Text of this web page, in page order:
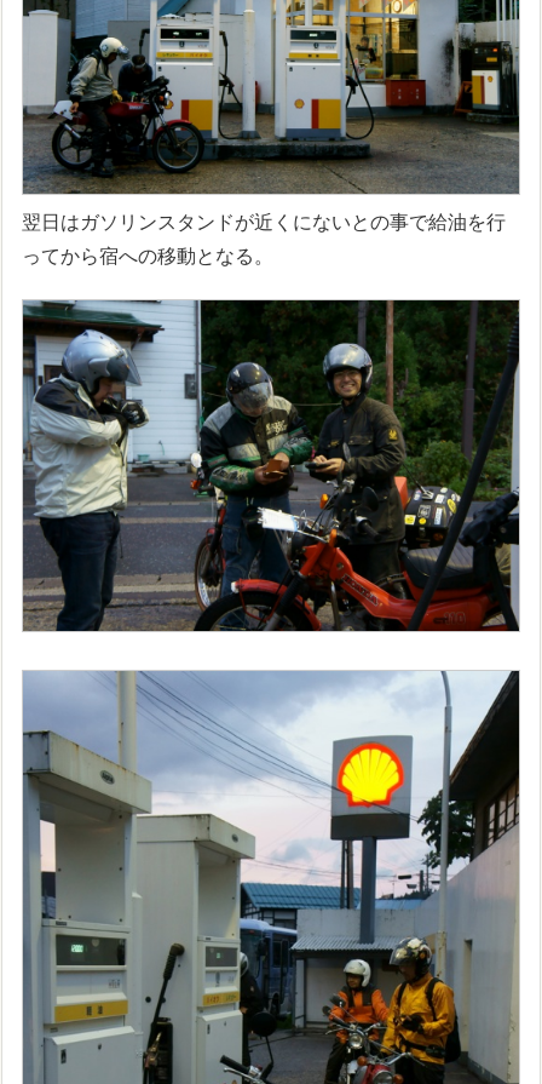
翌日はガソリンスタンドが近くにないとの事で給油を行
ってから宿への移動となる。